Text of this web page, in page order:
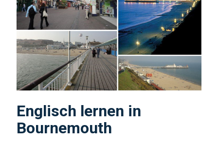
Englisch lernen in
Bournemouth